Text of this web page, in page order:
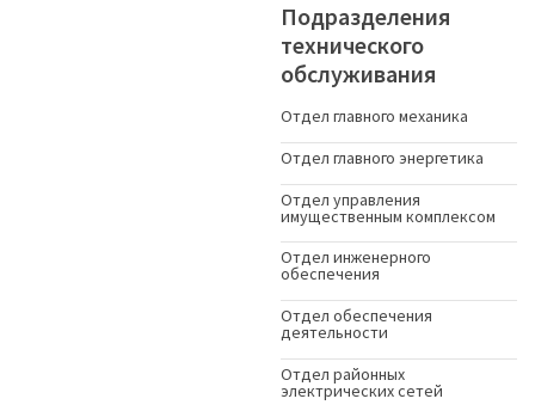
Подразделения
технического
обслуживания
Отдел главного механика
Отдел главного энергетика
Отдел управления
имущественным комплексом
Отдел инженерного
обеспечения
Отдел обеспечения
деятельности
Отдел районных
электрических сетей